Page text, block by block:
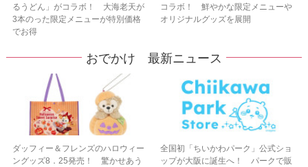
るうどん」がコラボ！ 大海老天が
3本のった限定メニューが特別価格
でお得
コラボ！ 鮮やかな限定メニューや
オリジナルグッズを展開
おでかけ 最新ニュース
ダッフィー＆フレンズのハロウィー
ングッズ8．25発売！ 驚かせあう
全国初「ちいかわパーク」公式ショ
ップが大阪に誕生へ！ パークで販